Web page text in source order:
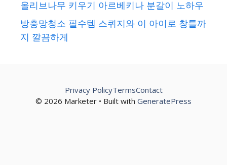
올리브나무 키우기 아르베키나 분갈이 노하우
방충망청소 필수템 스퀴지와 이 아이로 창틀까
지 깔끔하게
© 2026 Marketer • Built with GeneratePress
Privacy PolicyTermsContact